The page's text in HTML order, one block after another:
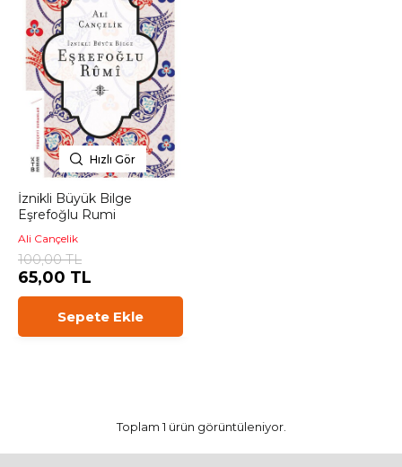
Hızlı Gör
İznikli Büyük Bilge
Eşrefoğlu Rumi
Ali Cançelik
100,00 TL
65,00 TL
Sepete Ekle
Toplam 1 ürün görüntüleniyor.